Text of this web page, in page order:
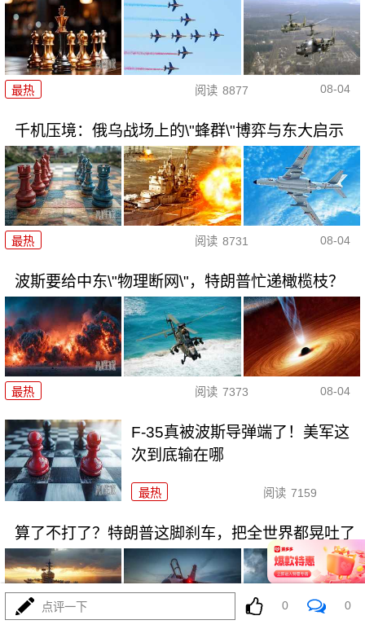
最热 阅读 8877 08-04
千机压境：俄乌战场上的\"蜂群\"博弈与东大启示
最热 阅读 8731 08-04
波斯要给中东\"物理断网\"，特朗普忙递橄榄枝？
最热 阅读 7373 08-04
F-35真被波斯导弹端了！美军这
次到底输在哪
最热 阅读 7159
算了不打了？特朗普这脚刹车，把全世界都晃吐了
点评一下 0 0